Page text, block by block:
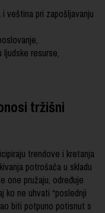
veština pri zapošljavanju
resurse,
tržišni
trendove i kretanja
potrošača u skladu
one pružaju, određuje
ko ne uhvati “poslednji
biti potpuno potisnut s